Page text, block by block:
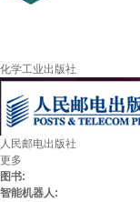
化学工业出版社
人民邮电出版社
更多
图书:
智能机器人: